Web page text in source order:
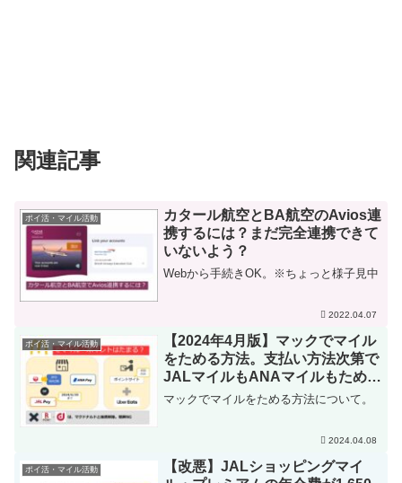
関連記事
ポイ活・マイル活動
カタール航空とBA航空のAvios連
携するには？まだ完全連携できて
いないよう？
Webから手続きOK。※ちょっと様子見中
2022.04.07
ポイ活・マイル活動
【2024年4月版】マックでマイル
をためる方法。支払い方法次第で
JALマイルもANAマイルもためら
れる
マックでマイルをためる方法について。
2024.04.08
ポイ活・マイル活動
【改悪】JALショッピングマイ